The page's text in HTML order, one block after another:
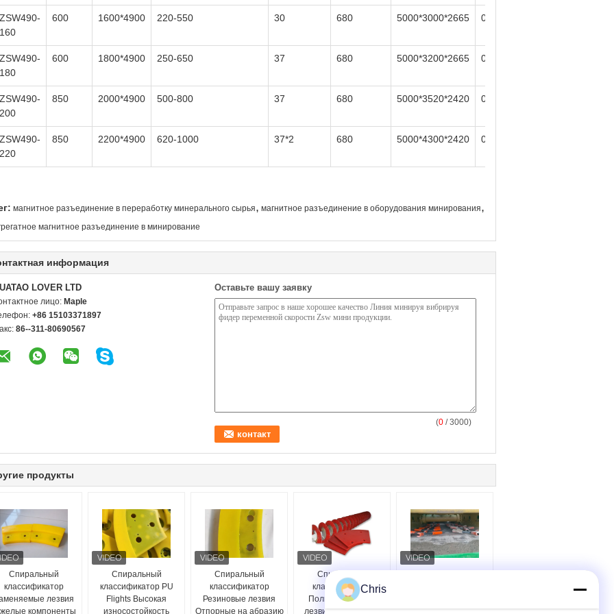
ZSW490-
160
600 1600*4900 220-550 30 680 5000*3000*2665 0
ZSW490-
180
600 1800*4900 250-650 37 680 5000*3200*2665 0
ZSW490-
200
850 2000*4900 500-800 37 680 5000*3520*2420 0
ZSW490-
220
850 2200*4900 620-1000 37*2 680 5000*4300*2420 0
магнитное разъединение в переработку минерального сырья, магнитное разъединение в оборудования минирования,
магнитное разъединение в минирование
информация
LOVER LTD
лицо: Maple
+86 15103371897
86--311-80690567
Оставьте вашу заявку
(0 / 3000)
продукты
Спиральный
классификатор
лезвия
компоненты
Спиральный
классификатор PU
Flights Высокая
износостойкость
Спиральный
классификатор
Резиновые лезвия
Отпорные на абразию
Спиральный
классификатор
Полиуретановые
лезвия Долгий срок
сит для разделения
Chris